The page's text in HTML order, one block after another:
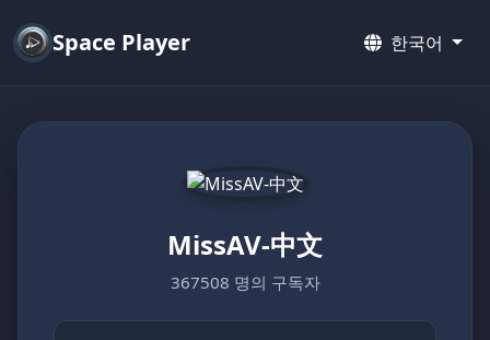
Space Player 한국어
MissAV-中文
367508 명의 구독자